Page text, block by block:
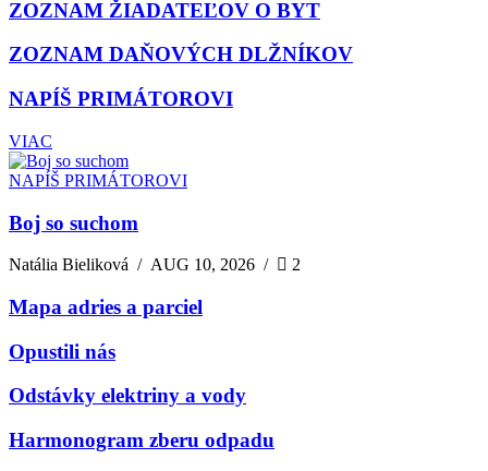
ZOZNAM ŽIADATEĽOV O BYT
ZOZNAM DAŇOVÝCH DLŽNÍKOV
NAPÍŠ PRIMÁTOROVI
VIAC
NAPÍŠ PRIMÁTOROVI
Boj so suchom
Natália Bieliková /AUG 10, 2026 / 2
Mapa adries a parciel
Opustili nás
Odstávky elektriny a vody
Harmonogram zberu odpadu